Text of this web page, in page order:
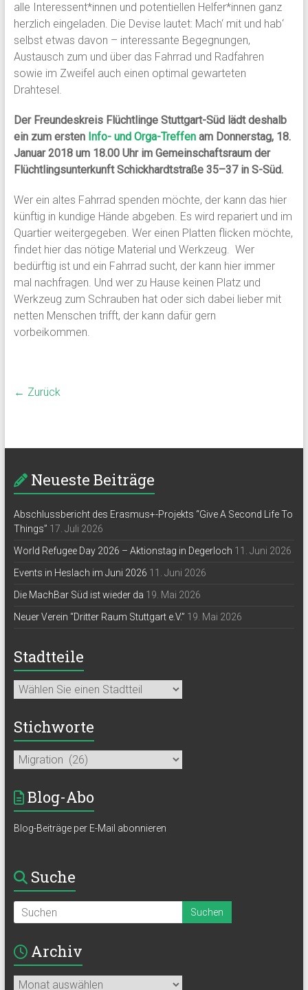
alle Interessent*innen und potentiellen Helfer*innen ganz
herzlich eingeladen. Die Devise lautet: Mach‘ mit und hab‘
selbst etwas davon – interessante Begegnungen,
Austausch zum und über das Fahrrad und Radfahren
sowie im Zweifel auch einen optimal gewarteten
Drahtesel.
Der Freundeskreis Flüchtlinge Stuttgart-Süd lädt deshalb
ein zum ersten Info- und Orga-Treffenam Donnerstag, 18.
Januar 2018 um 18.00 Uhr im Gemeinschaftsraum der
Flüchtlingsunterkunft Schickhardtstraße 35–37 in S-Süd.
Wer ein altes Fahrrad spenden möchte, der kann das hier
künftig in kundige Hände abgeben. Es wird repariert und im
Quartier weitergegeben. Wer einen Platten flicken möchte,
findet hier das nötige Material und Werkzeug. Wer
bedürftig ist und ein Fahrrad sucht, der kann hier immer
mal nachfragen. Und wer zu Hause keinen Platz und
Werkzeug zum Schrauben hat oder sich dabei lieber mit
netten Menschen trifft, der kann dafür gern
vorbeikommen.
← Zurück
Neueste Beiträge
Abschlussbericht des Erasmus+-Projekts “Give A Second Life To
Things” 17. Juli 2026
World Refugee Day 2026 – Aktionstag in Degerloch 11. Juni 2026
Events in Heslach im Juni 2026 11. Juni 2026
Die MachBar Süd ist wieder da 19. Mai 2026
Neuer Verein “Dritter Raum Stuttgart e.V.” 19. Mai 2026
Stadtteile
Stichworte
Blog-Abo
Blog-Beiträge per E-Mail abonnieren
Suche
Archiv
Archiv